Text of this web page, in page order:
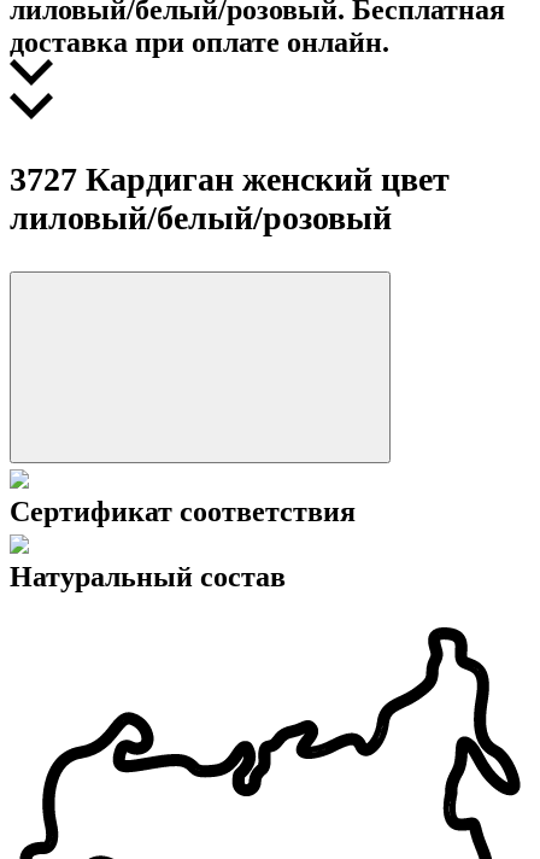
3727 Кардиган женский цвет
лиловый/белый/розовый
Сертификат соответствия
Натуральный состав